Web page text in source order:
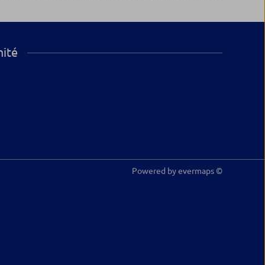
Powered byevermaps ©